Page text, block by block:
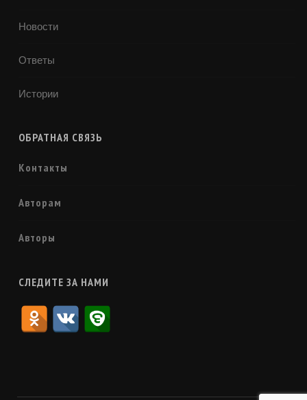
Новости
Ответы
Истории
ОБРАТНАЯ СВЯЗЬ
Контакты
Авторам
Авторы
СЛЕДИТЕ ЗА НАМИ